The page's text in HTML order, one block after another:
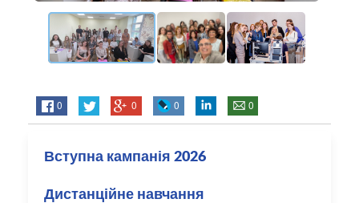
0 0 0 0
Вступна кампанія 2026
Дистанційне навчання